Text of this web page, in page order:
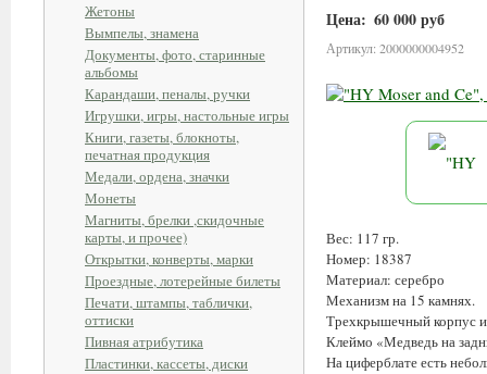
Жетоны
Вымпелы, знамена
Документы, фото, старинные
альбомы
Карандаши, пеналы, ручки
Игрушки, игры, настольные игры
Книги, газеты, блокноты,
печатная продукция
Медали, ордена, значки
Монеты
Магниты, брелки ,скидочные
карты, и прочее)
Открытки, конверты, марки
Проездные, лотерейные билеты
Печати, штампы, таблички,
оттиски
Пивная атрибутика
Пластинки, кассеты, диски
Цена: 60 000 руб
Артикул: 2000000004952
Вес: 117 гр.
Номер: 18387
Материал: серебро
Механизм на 15 камнях.
Трехкрышечный корпус
Клеймо «Медведь на
На циферблате есть